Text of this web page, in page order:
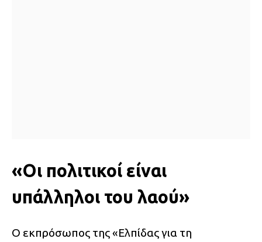
«Οι πολιτικοί είναι
υπάλληλοι του λαού»
Ο εκπρόσωπος της «Ελπίδας για τη